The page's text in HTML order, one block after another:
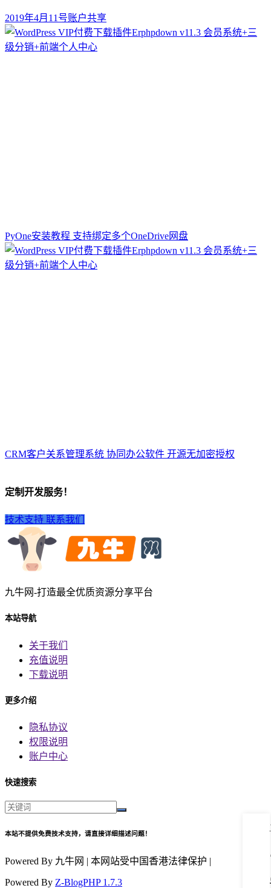
2019年4月11号账户共享
PyOne安装教程 支持绑定多个OneDrive网盘
CRM客户关系管理系统 协同办公软件 开源无加密授权
定制开发服务！
技术支持 联系我们
九牛网-打造最全优质资源分享平台
本站导航
关于我们
充值说明
下载说明
更多介绍
隐私协议
权限说明
账户中心
快速搜索
本站不提供免费技术支持，请直接详细描述问题！
Powered By 九牛网 | 本网站受中国香港法律保护 |
Powered By Z-BlogPHP 1.7.3